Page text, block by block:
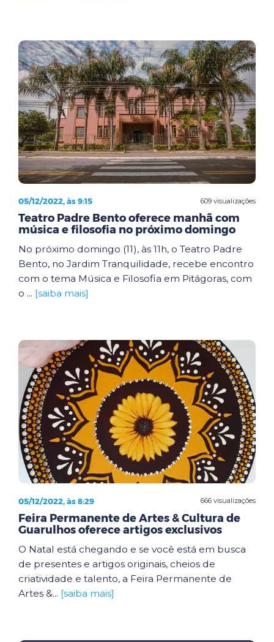
609 visualizações
05/12/2022, às 9:15
Teatro Padre Bento oferece manhã com
música e filosofia no próximo domingo
No próximo domingo (11), às 11h, o Teatro Padre
Bento, no Jardim Tranquilidade, recebe encontro
com o tema Música e Filosofia em Pitágoras, com
o ... [saiba mais]
666 visualizações
05/12/2022, às 8:29
Feira Permanente de Artes & Cultura de
Guarulhos oferece artigos exclusivos
O Natal está chegando e se você está em busca
de presentes e artigos originais, cheios de
criatividade e talento, a Feira Permanente de
Artes &... [saiba mais]